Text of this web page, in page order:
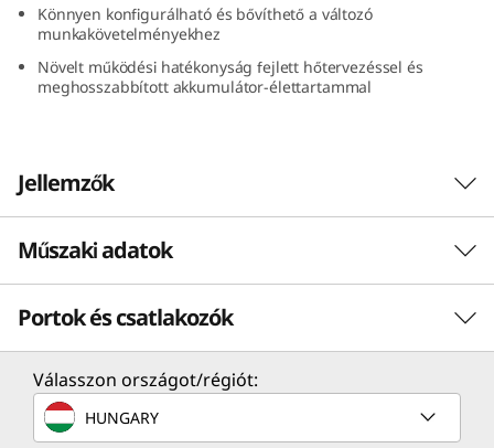
1
4
A
M
D
Könnyen konfigurálható és bővíthető a változó
munkakövetelményekhez
Növelt működési hatékonyság fejlett hőtervezéssel és
meghosszabbított akkumulátor-élettartammal
Jellemzők
bárhol, mindenhol
Fedezze fel a lenyűgöző számítástechnika
Műszaki adatok
Teljesítmény
Processzor
Akár Ryzen™ MI-t felvonultató AMD Ryzen™ PRO 8040U
Portok és csatlakozók
Válasszon országot/régiót:
HUNGARY